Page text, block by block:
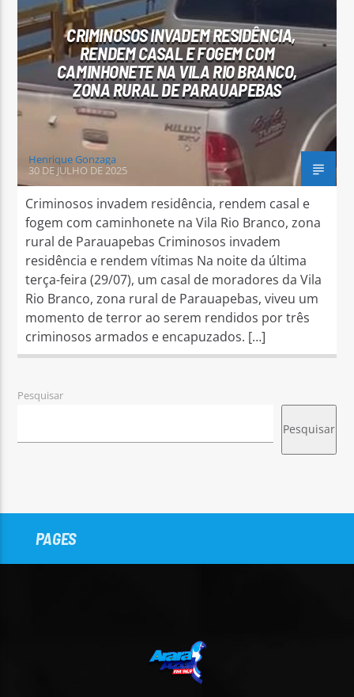
Arara Azul FM
CRIMINOSOS INVADEM RESIDÊNCIA,
RENDEM CASAL E FOGEM COM
CAMINHONETE NA VILA RIO BRANCO,
ZONA RURAL DE PARAUAPEBAS
Henrique Gonzaga
30 DE JULHO DE 2025
Criminosos invadem residência, rendem casal e
fogem com caminhonete na Vila Rio Branco, zona
rural de Parauapebas Criminosos invadem
residência e rendem vítimas Na noite da última
terça-feira (29/07), um casal de moradores da Vila
Rio Branco, zona rural de Parauapebas, viveu um
momento de terror ao serem rendidos por três
criminosos armados e encapuzados. […]
Pesquisar
Pesquisar
PAGES